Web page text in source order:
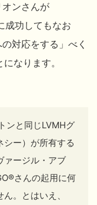
ンさんが
成功してもなお
対応をする」べく
なります。
ンと同じLVMHグ
シー）が所有する
ァージル・アブ
さんの起用に何
。とはいえ、